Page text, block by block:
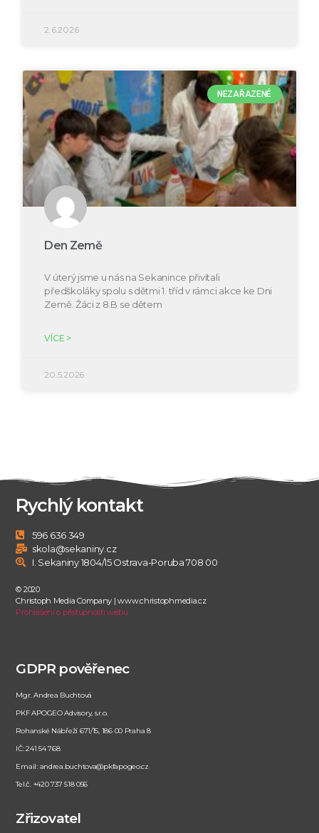
2.6.2026
NEZAŘAZENÉ
Den Země
V úterý jsme u nás na Sekanince přivítali
předškoláky spolu s dětmi 1. tříd v rámci akce ke Dni
Země. Žáci z 8.B se dětem
VÍCE >
20.5.2026
Rychlý kontakt
596 636 349
skola@sekaniny.cz
I. Sekaniny 1804/15 Ostrava-Poruba 708 00
© 2020
Christoph Media Company | www.christophmedia.cz
Prohlášení o přístupnosti webu
GDPR pověřenec
Mgr. Andrea Buchtová
PKF APOGEO Advisory, s.r.o.
Rohanské Nábřeží 671/15, 186 00 Praha 8
IČ: 241 54 768
Email: andrea.buchtova@pkfapogeo.cz
Tel.č. +420 737 518 056
Zřizovatel